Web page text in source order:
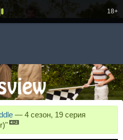
18+
— 4 сезон, 19 серия